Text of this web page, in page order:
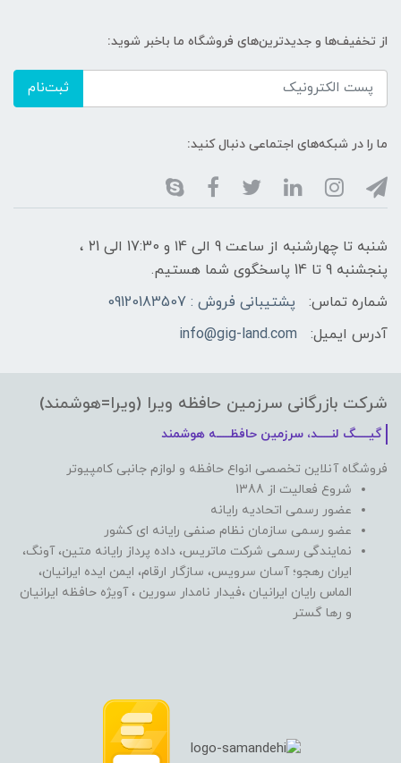
از تخفیف‌ها و جدیدترین‌های فروشگاه ما باخبر شوید:
ثبت‌نام
ما را در شبکه‌های اجتماعی دنبال کنید:
شنبه تا چهارشنبه از ساعت 9 الی ۱4 و 17:30 الی ۲1 ،
پنجشنبه 9 تا 14 پاسخگوی شما هستیم.
شماره تماس:
پشتیبانی فروش : 09120183507
آدرس ایمیل:
info@gig-land.com
شرکت بازرگانی سرزمین حافظه ویرا (ویرا=هوشمند)
گیـــــگ لنـــــد، سرزمین حافظـــــه هوشمند
فروشگاه آنلاین تخصصی انواع حافظه و لوازم جانبی کامپیوتر
شروع فعالیت از 1388
عضور رسمی اتحادیه رایانه
عضو رسمی سازمان نظام صنفی رایانه ای کشور
نمایندگی رسمی شرکت ماتریس، داده پرداز رایانه متین، آونگ،
ایران رهجو؛ آسان سرویس، سازگار ارقام، ایمن ایده ایرانیان،
الماس رایان ایرانیان ،فیدار نامدار سورین ، آویژه حافظه ایرانیان
و رها گستر